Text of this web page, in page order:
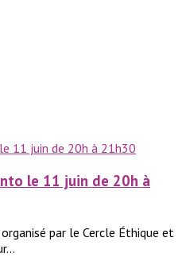
le 11 juin de 20h à
par le Cercle Éthique et